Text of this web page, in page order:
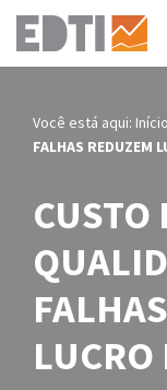
Pular
conteúdo
Você está aqui: Início
FALHAS REDUZEM
CUSTO
LUCRO